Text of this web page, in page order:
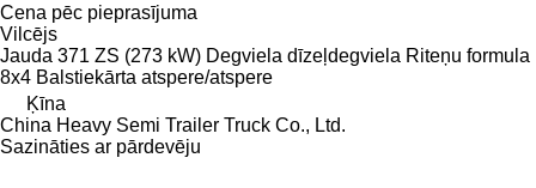
Cena pēc pieprasījuma
Vilcējs
Jauda 371 ZS (273 kW) Degviela dīzeļdegviela Riteņu formula
8x4 Balstiekārta atspere/atspere
Ķīna
China Heavy Semi Trailer Truck Co., Ltd.
Sazināties ar pārdevēju